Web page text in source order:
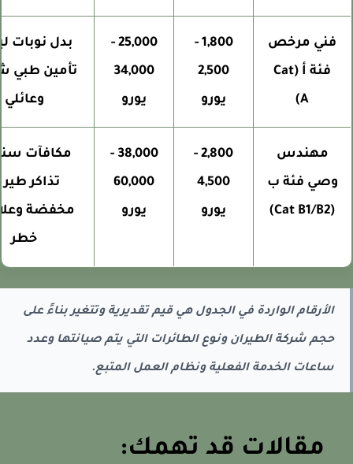
فني مرخص
فئة أ (Cat
1,800 -
2,500
يورو
25,000 -
34,000
يورو
بدل نوبات
تأمين طبي
وعائلي
مهندس
وصي فئة ب
2,800 -
4,500
يورو
38,000 -
60,000
يورو
مكافآت
تذاكر طيران
مخفضة
خطر
الأرقام الواردة في الجدول هي قيم تقديرية وتتغير بناءً على
حجم شركة الطيران ونوع الطائرات التي يتم صيانتها وعدد
ساعات الخدمة الفعلية ونظام العمل المتبع.
مقالات قد تهمك: